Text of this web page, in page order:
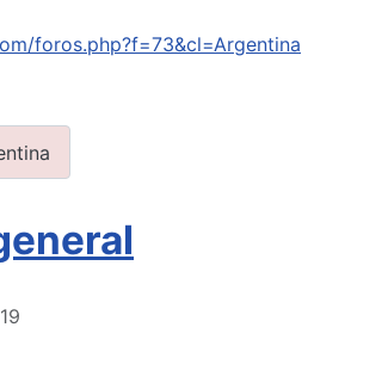
foros.php?f=73&cl=Argentina